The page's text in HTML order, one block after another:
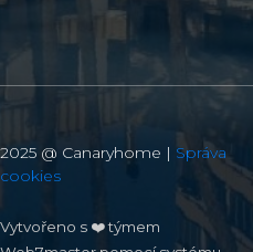
2025 @ Canaryhome | Správa
cookies
Vytvořeno s ❤️ týmem